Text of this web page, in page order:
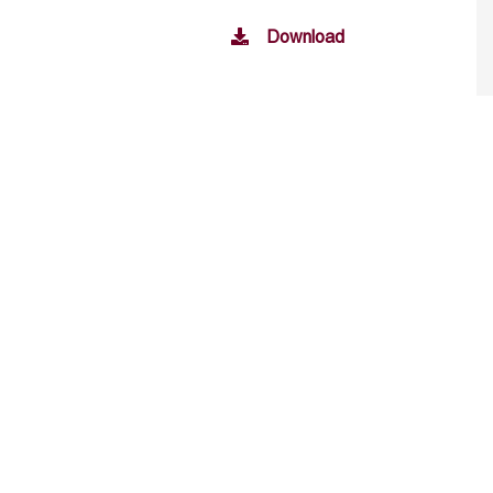
Download